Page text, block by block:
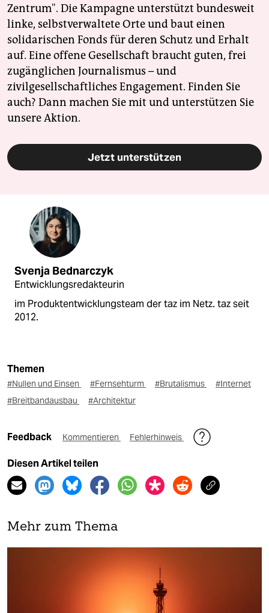
Zentrum". Die Kampagne unterstützt bundesweit
linke, selbstverwaltete Orte und baut einen
solidarischen Fonds für deren Schutz und Erhalt
auf. Eine offene Gesellschaft braucht guten, frei
zugänglichen Journalismus – und
zivilgesellschaftliches Engagement. Finden Sie
auch? Dann machen Sie mit und unterstützen Sie
unsere Aktion.
Jetzt unterstützen
Svenja Bednarczyk
Entwicklungsredakteurin
im Produktentwicklungsteam der taz im Netz. taz seit
2012.
Themen
#Nullen und Einsen #Fernsehturm #Brutalismus
#Internet
#Breitbandausbau
#Architektur
Feedback Kommentieren Fehlerhinweis
Diesen Artikel teilen
Mehr zum Thema